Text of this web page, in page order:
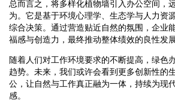
总而言之，将多样化植物墙引入办公空间，
为。它是基于环境心理学、生态学与人力资
综合决策。通过营造贴近自然的氛围，企业
福感与创造力，最终推动整体绩效的良性发展
随着人们对工作环境要求的不断提高，绿色
趋势。未来，我们或许会看到更多创新性的
公，让自然与工作真正融为一体，持续为现
感。